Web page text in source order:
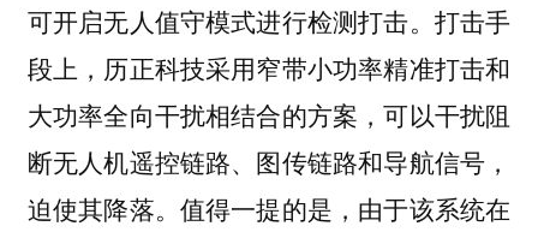
可开启无人值守模式进行检测打击。打击手
段上，历正科技采用窄带小功率精准打击和
大功率全向干扰相结合的方案，可以干扰阻
断无人机遥控链路、图传链路和导航信号，
迫使其降落。值得一提的是，由于该系统在